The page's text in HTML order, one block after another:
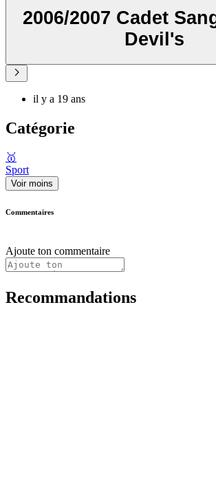
2006/2007 Cadet
Devil's
il y a 19 ans
Catégorie
🥇
Sport
Voir moins
Commentaires
Ajoute ton commentaire
Recommandations